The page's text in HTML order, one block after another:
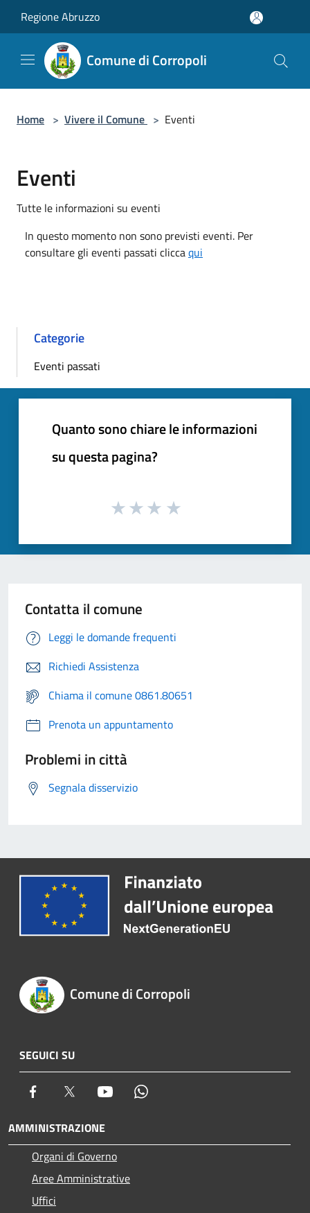
Regione Abruzzo
Comune di Corropoli
Home > Vivere il Comune > Eventi
Eventi
Tutte le informazioni su eventi
In questo momento non sono previsti eventi. Per
consultare gli eventi passati cliccaqui
Categorie
Eventi passati
Quanto sono chiare le informazioni
su questa pagina?
Contatta il comune
Leggi le domande frequenti
Richiedi Assistenza
Chiama il comune 0861.80651
Prenota un appuntamento
Problemi in città
Segnala disservizio
Comune di Corropoli
SEGUICI SU
Facebook Twitter Youtube
AMMINISTRAZIONE
Organi di Governo
Aree Amministrative
Uffici